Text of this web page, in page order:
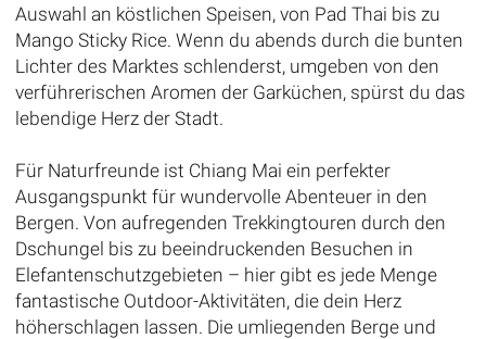
Auswahl an köstlichen Speisen, von Pad Thai bis zu
Mango Sticky Rice. Wenn du abends durch die bunten
Lichter des Marktes schlenderst, umgeben von den
verführerischen Aromen der Garküchen, spürst du das
lebendige Herz der Stadt.
Für Naturfreunde ist Chiang Mai ein perfekter
Ausgangspunkt für wundervolle Abenteuer in den
Bergen. Von aufregenden Trekkingtouren durch den
Dschungel bis zu beeindruckenden Besuchen in
Elefantenschutzgebieten – hier gibt es jede Menge
fantastische Outdoor-Aktivitäten, die dein Herz
höherschlagen lassen. Die umliegenden Berge und